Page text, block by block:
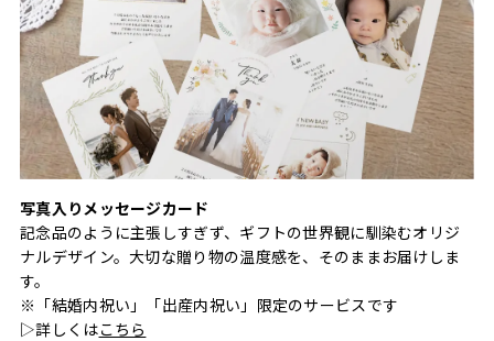
写真入りメッセージカード
記念品のように主張しすぎず、ギフトの世界観に馴染むオリジ
ナルデザイン。大切な贈り物の温度感を、そのままお届けしま
す。
※「結婚内祝い」「出産内祝い」限定のサービスです
▷詳しくはこちら